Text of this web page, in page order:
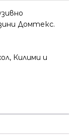
Домтекс.
, Килими и